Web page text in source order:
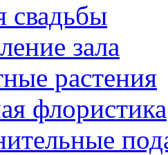
свадьбы
зала
растения
флористика